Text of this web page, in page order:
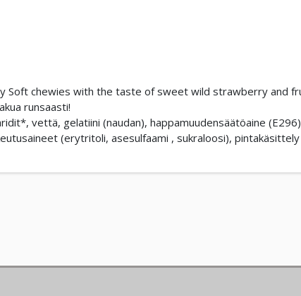
Soft chewies with the taste of sweet wild strawberry and
runsaasti!
vettä, gelatiini (naudan), happamuudensäätöaine
(erytritoli, asesulfaami , sukraloosi),